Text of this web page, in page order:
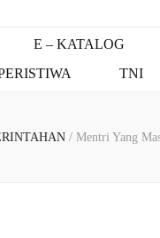
E – KATALOG
TNI
/ Mentri Yang